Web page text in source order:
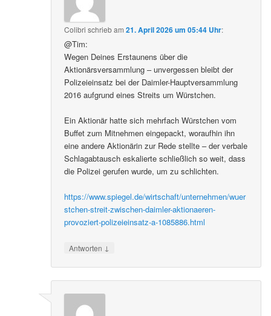
Colibri schriebam21. April 2026 um 05:44 Uhr:
@Tim:
Wegen Deines Erstaunens über die
Aktionärsversammlung – unvergessen bleibt der
Polizeieinsatz bei der Daimler-Hauptversammlung
2016 aufgrund eines Streits um Würstchen.
Ein Aktionär hatte sich mehrfach Würstchen vom
Buffet zum Mitnehmen eingepackt, woraufhin ihn
eine andere Aktionärin zur Rede stellte – der verbale
Schlagabtausch eskalierte schließlich so weit, dass
die Polizei gerufen wurde, um zu schlichten.
https://www.spiegel.de/wirtschaft/unternehmen/wuer
stchen-streit-zwischen-daimler-aktionaeren-
provoziert-polizeieinsatz-a-1085886.html
Antworten ↓